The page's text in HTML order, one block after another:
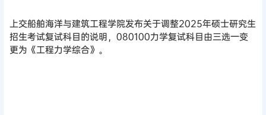
上交船舶海洋与建筑工程学院发布关于调整2025年硕士研究生
招生考试复试科目的说明，080100力学复试科目由三选一变
更为《工程力学综合》。